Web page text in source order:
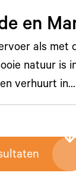
en
als met
natuur is
verhuurt in…